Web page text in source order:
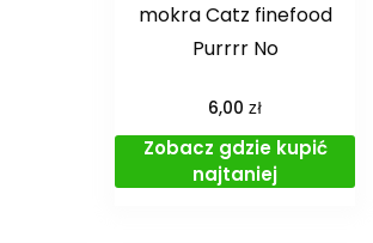
mokra Catz finefood
Purrrr No
6,00zł
Zobacz gdzie kupić
najtaniej